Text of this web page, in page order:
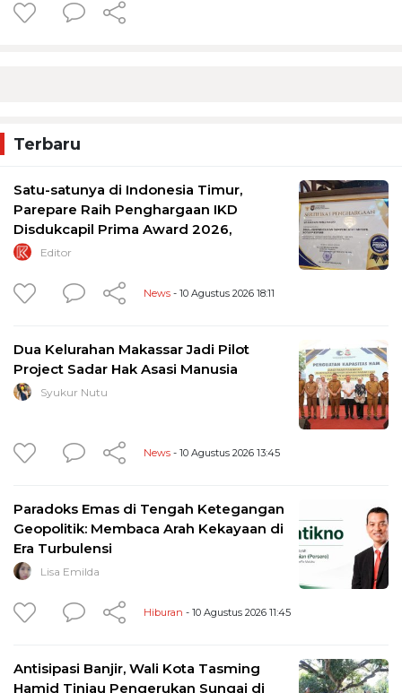
Terbaru
Satu-satunya di Indonesia Timur,
Parepare Raih Penghargaan IKD
Disdukcapil Prima Award 2026,
Editor
News - 10 Agustus 2026 18:11
Dua Kelurahan Makassar Jadi Pilot
Project Sadar Hak Asasi Manusia
Syukur Nutu
News - 10 Agustus 2026 13:45
Paradoks Emas di Tengah Ketegangan
Geopolitik: Membaca Arah Kekayaan di
Era Turbulensi
Lisa Emilda
Hiburan - 10 Agustus 2026 11:45
Antisipasi Banjir, Wali Kota Tasming
Hamid Tinjau Pengerukan Sungai di